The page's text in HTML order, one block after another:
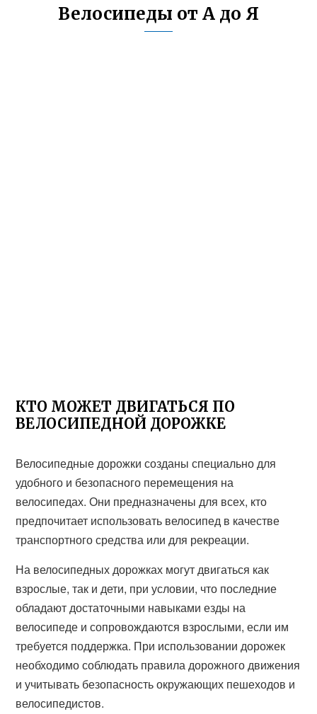
Велосипеды от А до Я
КТО МОЖЕТ ДВИГАТЬСЯ ПО
ВЕЛОСИПЕДНОЙ ДОРОЖКЕ
Велосипедные дорожки созданы специально для
удобного и безопасного перемещения на
велосипедах. Они предназначены для всех, кто
предпочитает использовать велосипед в качестве
транспортного средства или для рекреации.
На велосипедных дорожках могут двигаться как
взрослые, так и дети, при условии, что последние
обладают достаточными навыками езды на
велосипеде и сопровождаются взрослыми, если им
требуется поддержка. При использовании дорожек
необходимо соблюдать правила дорожного движения
и учитывать безопасность окружающих пешеходов и
велосипедистов.